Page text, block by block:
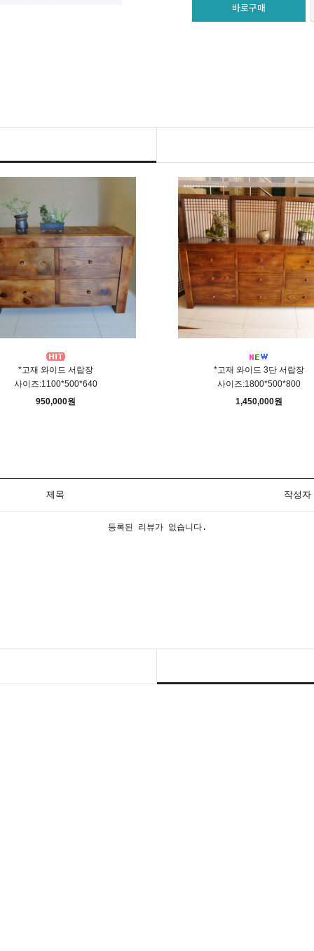
바로구매
*고재 와이드 서랍장
사이즈:1100*500*640
950,000원
*고재 와이드 3단 서랍장
사이즈:1800*500*800
1,450,000원
제목 작성자
등록된 리뷰가 없습니다.